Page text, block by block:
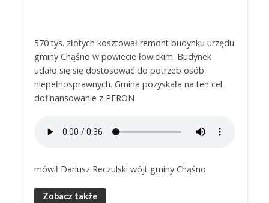
570 tys. złotych kosztował remont budynku urzędu
gminy Chąśno w powiecie łowickim. Budynek
udało się się dostosować do potrzeb osób
niepełnosprawnych. Gmina pozyskała na ten cel
dofinansowanie z PFRON
mówił Dariusz Reczulski wójt gminy Chąśno
Zobacz także